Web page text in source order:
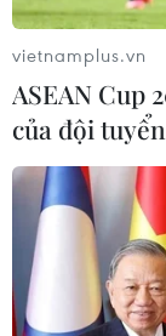
minh Vsmart
dùng trẻ và có
vietnamplus.vn
ASEAN Cup
của đội